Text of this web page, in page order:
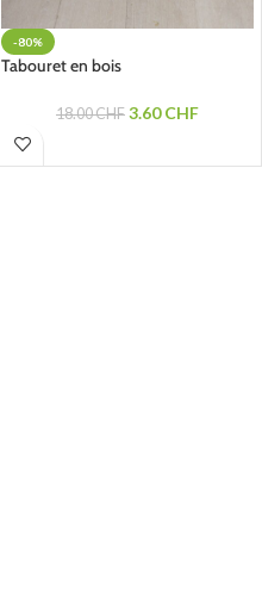
-80%
Tabouret en bois
18.00CHF 3.60CHF